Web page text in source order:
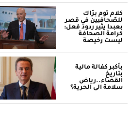
كلام توم برّاك
للصّحافيين في قصر
بعبدا يثير ردود فعل:
كرامة الصحافة
ليست رخيصة
بأكبر كفالة مالية
بتاريخ
القضاء..رياض
سلامة الى الحرية؟